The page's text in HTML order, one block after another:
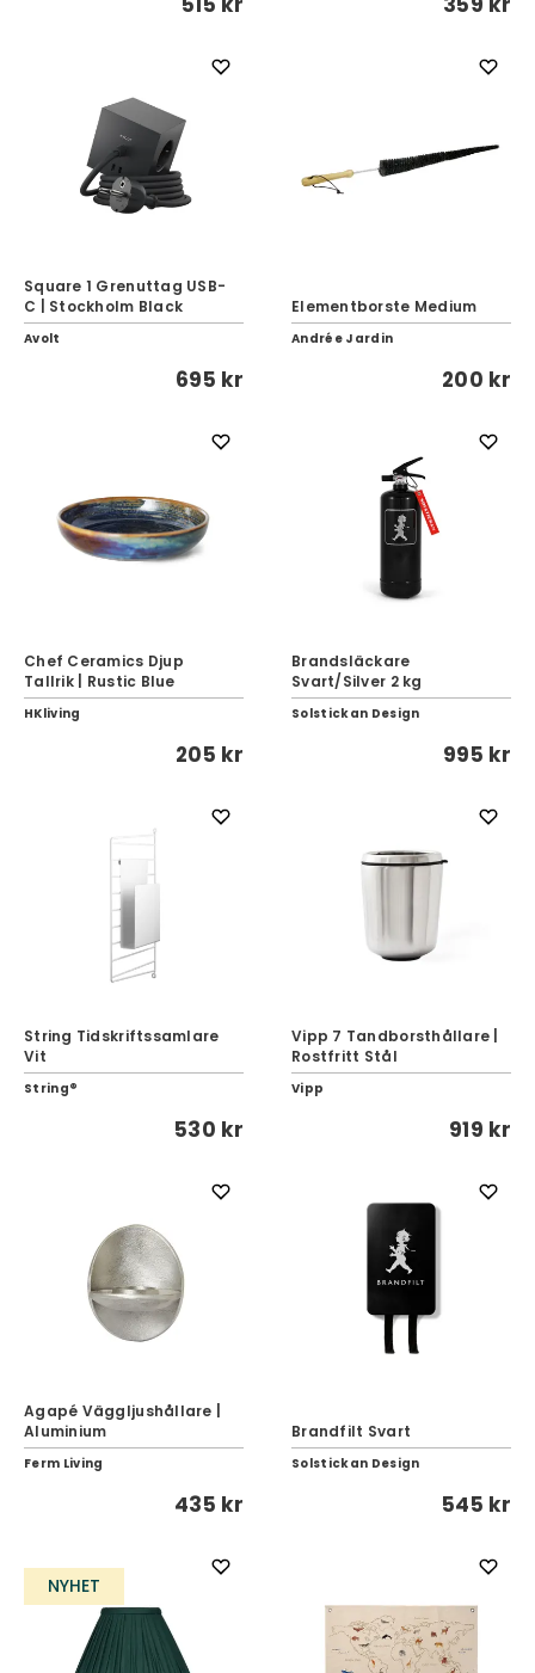
Square 1 Grenuttag USB-
C | Stockholm Black
Avolt
695 kr
Elementborste Medium
Andrée Jardin
200 kr
Chef Ceramics Djup
Tallrik | Rustic Blue
HKliving
205 kr
Brandsläckare
Svart/Silver 2 kg
Solstickan Design
995 kr
String Tidskriftssamlare
Vit
String®
530 kr
Vipp 7 Tandborsthållare |
Rostfritt Stål
Vipp
919 kr
Agapé Väggljushållare |
Aluminium
Ferm Living
435 kr
Brandfilt Svart
Solstickan Design
545 kr
NYHET